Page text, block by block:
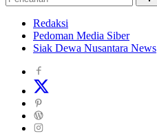
Redaksi
Pedoman Media Siber
Siak Dewa Nusantara News